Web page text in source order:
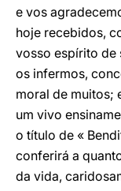
e vos
hoje recebidos,
vosso espírito de
os infermos,
moral de muitos;
um vivo
o título de «
conferirá a
da vida,